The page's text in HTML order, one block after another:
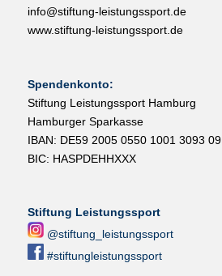
info@stiftung-leistungssport.de
www.stiftung-leistungssport.de
Spendenkonto:
Stiftung Leistungssport Hamburg
Hamburger Sparkasse
IBAN: DE59 2005 0550 1001 3093 09
BIC: HASPDEHHXXX
Stiftung Leistungssport
@stiftung_leistungssport
#stiftungleistungssport